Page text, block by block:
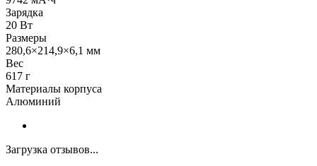
Зарядка
20 Вт
Размеры
280,6×214,9×6,1 мм
Вес
617 г
Материалы корпуса
Алюминий
Загрузка отзывов...